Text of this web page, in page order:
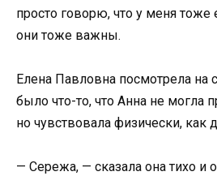
просто говорю, что у меня тоже
они тоже важны.
Елена Павловна посмотрела на
было что-то, что Анна не могла
но чувствовала физически, как
— Сережа, — сказала она тихо и